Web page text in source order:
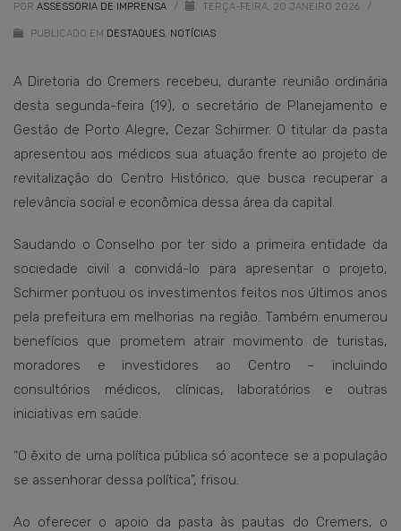
POR ASSESSORIA DE IMPRENSA / TERÇA-FEIRA, 20 JANEIRO 2026 /
PUBLICADO EM DESTAQUES, NOTÍCIAS
A Diretoria do Cremers recebeu, durante reunião ordinária
desta segunda-feira (19), o secretário de Planejamento e
Gestão de Porto Alegre, Cezar Schirmer. O titular da pasta
apresentou aos médicos sua atuação frente ao projeto de
revitalização do Centro Histórico, que busca recuperar a
relevância social e econômica dessa área da capital.
Saudando o Conselho por ter sido a primeira entidade da
sociedade civil a convidá-lo para apresentar o projeto,
Schirmer pontuou os investimentos feitos nos últimos anos
pela prefeitura em melhorias na região. Também enumerou
benefícios que prometem atrair movimento de turistas,
moradores e investidores ao Centro – incluindo
consultórios médicos, clínicas, laboratórios e outras
iniciativas em saúde.
“O êxito de uma política pública só acontece se a população
se assenhorar dessa política”, frisou.
Ao oferecer o apoio da pasta às pautas do Cremers, o